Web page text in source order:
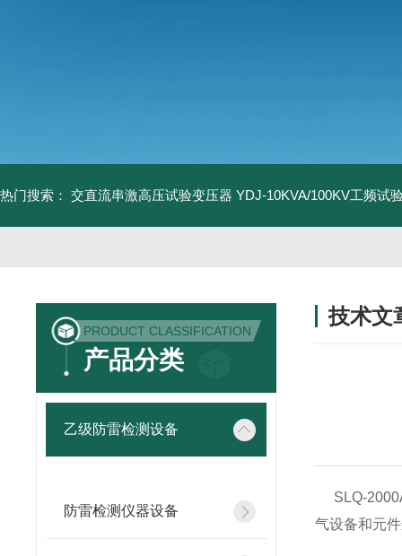
热门搜索： 交直流串激高压试验变压器 YDJ-10KVA/100KV工频试
PRODUCT CLASSIFICATION
产品分类
乙级防雷检测设备
防雷检测仪器设备
技术文
SLQ-
气设备和元